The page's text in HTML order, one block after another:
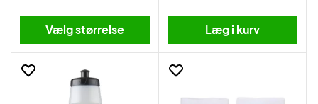
Vælg størrelse Læg i kurv